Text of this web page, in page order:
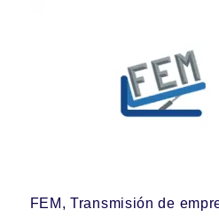
FEM, Transmisión de